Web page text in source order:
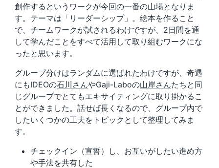
創作するというワークが今回の一番の山場となりま
す。テーマは「リーダーシップ」。絵本を作ること
で、チームワークが試されるわけですが、2日間を通
して学んだことをすべて活用して取り組むワークにな
ったと思います。
グループ分けはランダムに選ばれたわけですが、奇遇
にもIDEOの石川さんやGaji-Laboの山岸さんたちと同
じグループでとてもエキサイティングに取り掛かるこ
とができました。話せば長くなるので、グループ内で
したいくつかの工夫をトピックとして整理してみま
す。
チェックイン（宣誓）し、お互いがしたい進め方
や手法を共有した